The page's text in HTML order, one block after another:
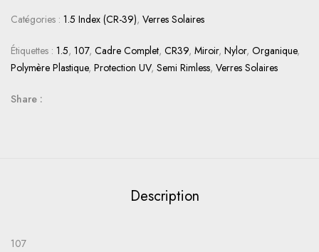
Catégories : 1.5 Index (CR-39), Verres Solaires
Étiquettes : 1.5, 107, Cadre Complet, CR39, Miroir, Nylor, Organique,
Polymère Plastique, Protection UV, Semi Rimless, Verres Solaires
Share :
Description
107